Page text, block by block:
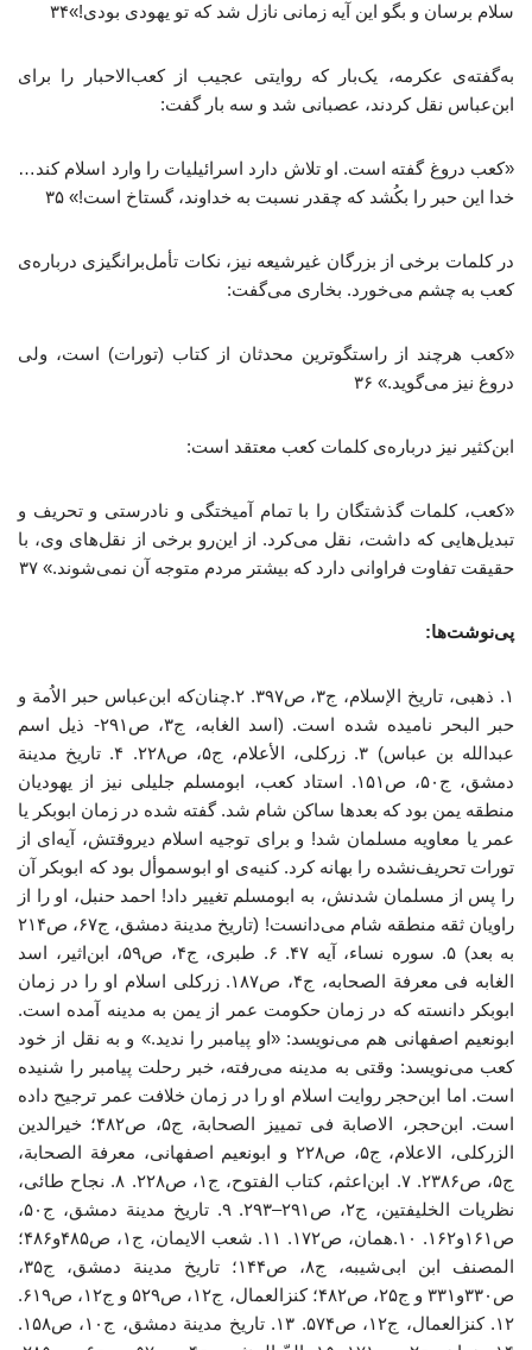
سلام برسان و بگو این آیه زمانی نازل شد که تو یهودی بودی!»۳۴
به‌گفته‌ی عکرمه، یک‌بار که روایتی عجیب از کعب‌الاحبار را برای
ابن‌عباس نقل کردند، عصبانی شد و سه بار گفت:
«کعب دروغ گفته است. او تلاش دارد اسرائیلیات را وارد اسلام کند…
خدا این حبر را بکُشد که چقدر نسبت به خداوند، گستاخ است!» ۳۵
در کلمات برخی از بزرگان غیرشیعه نیز، نکات تأمل‌برانگیزی درباره‌ی
کعب به چشم می‌خورد. بخاری می‌گفت:
«کعب هرچند از راستگوترین محدثان از کتاب (تورات) است، ولی
دروغ نیز می‌گوید.» ۳۶
ابن‌کثیر نیز درباره‌ی کلمات کعب معتقد است:
«کعب، کلمات گذشتگان را با تمام آمیختگی و نادرستی و تحریف و
تبدیل‌هایی که داشت، نقل می‌کرد. از این‌رو برخی از نقل‌های وی، با
حقیقت تفاوت فراوانی دارد که بیشتر مردم متوجه آن نمی‌شوند.» ۳۷
پی‌نوشت‌ها:
۱. ذهبی، تاریخ الإسلام، ج۳، ص۳۹۷. ۲.چنان‌که ابن‌عباس حبر الاُمة و
حبر البحر نامیده شده است. (اسد الغابه، ج۳، ص۲۹۱- ذیل اسم
عبدالله بن عباس) ۳. زرکلی، الأعلام، ج۵، ص۲۲۸. ۴. تاریخ مدینة
دمشق، ج۵۰، ص۱۵۱. استاد کعب، ابومسلم جلیلی نیز از یهودیان
منطقه یمن بود که بعدها ساکن شام شد. گفته شده در زمان ابوبکر یا
عمر یا معاویه مسلمان شد! و برای توجیه اسلام دیروقتش، آیه‌ای از
تورات تحریف‌نشده را بهانه کرد. کنیه‌ی او ابوسموأل بود که ابوبکر آن
را پس از مسلمان شدنش، به ابومسلم تغییر داد! احمد حنبل، او را از
راویان ثقه منطقه شام می‌دانست! (تاریخ مدینة دمشق، ج۶۷، ص۲۱۴
به بعد) ۵. سوره نساء، آیه ۴۷. ۶. طبری، ج۴، ص۵۹، ابن‌اثیر، اسد
الغابه فی معرفة الصحابه، ج۴، ص۱۸۷. زرکلی اسلام او را در زمان
ابوبکر دانسته که در زمان حکومت عمر از یمن به مدینه آمده است.
ابونعیم اصفهانی هم می‌نویسد: «او پیامبر را ندید.» و به نقل از خود
کعب می‌نویسد: وقتی به مدینه می‌رفته، خبر رحلت پیامبر را شنیده
است. اما ابن‌حجر روایت اسلام او را در زمان خلافت عمر ترجیح داده
است. ابن‌حجر، الاصابة فی تمییز الصحابة، ج۵، ص۴۸۲؛ خیرالدین
الزرکلی، الاعلام، ج۵، ص۲۲۸ و ابونعیم اصفهانی، معرفة الصحابة،
ج۵، ص۲۳۸۶. ۷. ابن‌اعثم، کتاب الفتوح، ج۱، ص۲۲۸. ۸. نجاح طائی،
نظریات الخلیفتین، ج۲، ص۲۹۱–۲۹۳. ۹. تاریخ مدینة دمشق، ج۵۰،
ص۱۶۱و۱۶۲. ۱۰.همان، ص۱۷۲. ۱۱. شعب الایمان، ج۱، ص۴۸۵و۴۸۶؛
المصنف ابن ابی‌شیبه، ج۸، ص۱۴۴؛ تاریخ مدینة دمشق، ج۳۵،
ص۳۳۰و۳۳۱ و ج۲۵، ص۴۸۲؛ کنزالعمال، ج۱۲، ص۵۲۹ و ج۱۲، ص۶۱۹.
۱۲. کنزالعمال، ج۱۲، ص۵۷۴. ۱۳. تاریخ مدینة دمشق، ج۱۰، ص۱۵۸.